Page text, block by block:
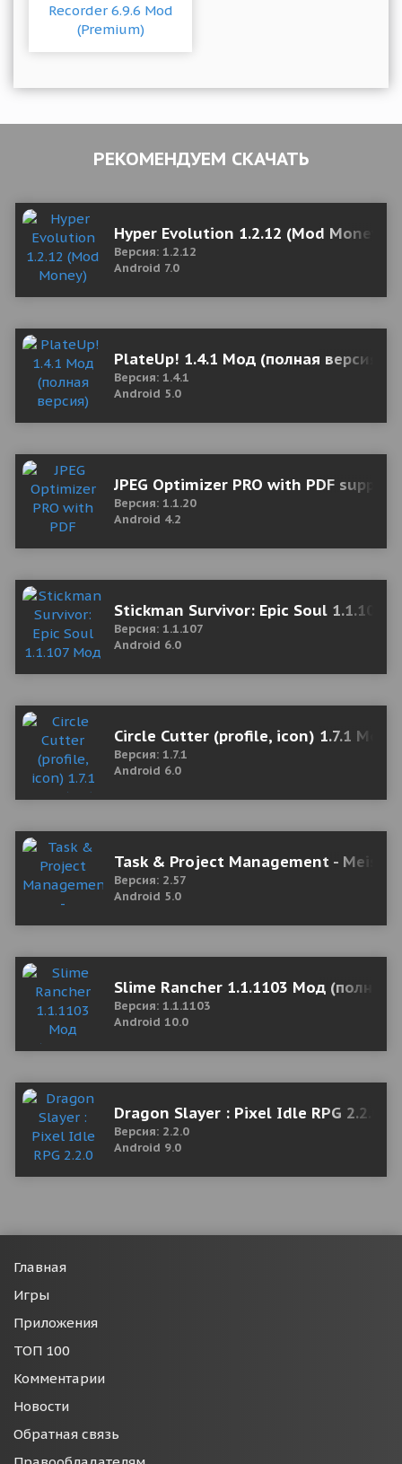
РЕКОМЕНДУЕМ СКАЧАТЬ
Hyper Evolution 1.2.12 (Mod Money)
Версия: 1.2.12
Android 7.0
PlateUp! 1.4.1 Мод (полная версия)
Версия: 1.4.1
Android 5.0
JPEG Optimizer PRO with PDF
Версия: 1.1.20
Android 4.2
Stickman Survivor: Epic Soul 1.1.107
Версия: 1.1.107
Android 6.0
Circle Cutter (profile, icon) 1.7.1 Mod
Версия: 1.7.1
Android 6.0
Task & Project Management -
Версия: 2.57
Android 5.0
Slime Rancher 1.1.1103 Мод (полная
Версия: 1.1.1103
Android 10.0
Dragon Slayer : Pixel Idle RPG 2.2.0
Версия: 2.2.0
Android 9.0
Главная
Игры
Приложения
ТОП 100
Комментарии
Новости
Обратная связь